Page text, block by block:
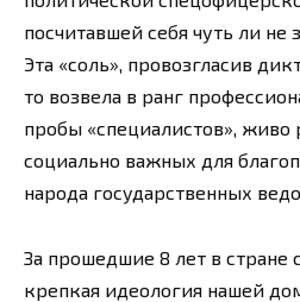
посчитавшей себя чуть ли не
Эта «соль», провозгласив
то возвела в ранг
пробы «специалистов», живо
социально важных для
народа государственных
За прошедшие 8 лет в стране
крепкая идеология нашей